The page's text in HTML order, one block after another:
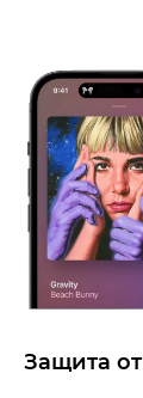
Защита